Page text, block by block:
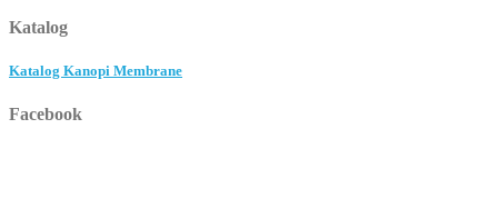
Katalog
Katalog Kanopi Membrane
Facebook